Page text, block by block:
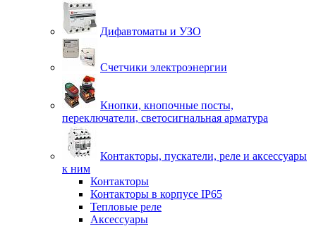
Дифавтоматы и УЗО
Счетчики электроэнергии
Кнопки, кнопочные посты,
переключатели, светосигнальная арматура
Контакторы, пускатели, реле и аксессуары
к ним
Контакторы
Контакторы в корпусе IP65
Тепловые реле
Аксессуары